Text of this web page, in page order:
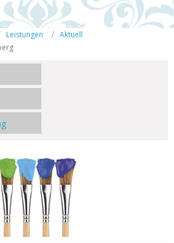
Leistungen
Aktuell